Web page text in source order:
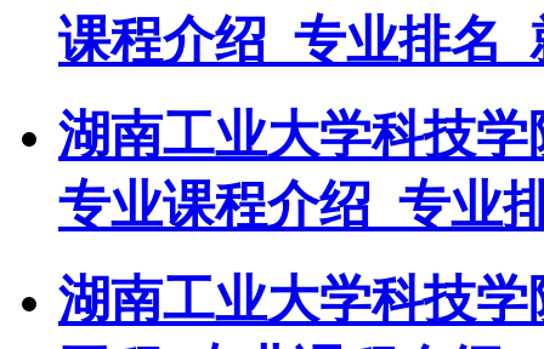
课程介绍_专业排名
湖南工业大学科技
专业课程介绍_专业
湖南工业大学科技